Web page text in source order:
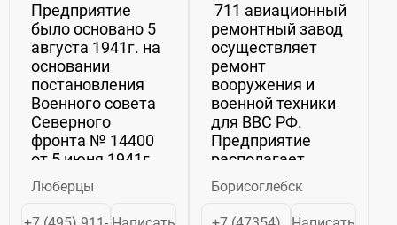
Минобороны
России)
Предприятие
было основано 5
августа 1941г. на
основании
постановления
Военного совета
Северного
фронта № 14400
от 5 июня 1941г.
как 2-я
подвижная
авиационная
Люберцы
711 авиационный
ремонтный завод
осуществляет
ремонт
вооружения и
военной техники
для ВВС РФ.
Предприятие
располагает
уникальным
оборудованием,
участвует в
Борисоглебск